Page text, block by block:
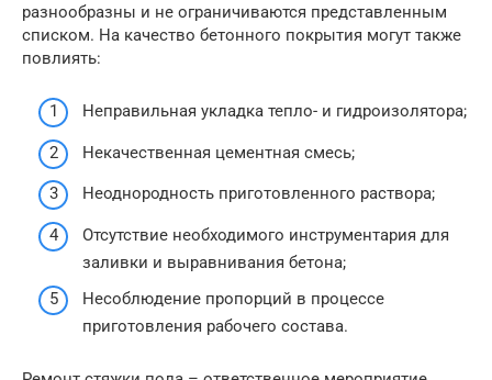
разнообразны и не ограничиваются представленным
списком. На качество бетонного покрытия могут также
повлиять:
Неправильная укладка тепло- и гидроизолятора;
Некачественная цементная смесь;
Неоднородность приготовленного раствора;
Отсутствие необходимого инструментария для
заливки и выравнивания бетона;
Несоблюдение пропорций в процессе
приготовления рабочего состава.